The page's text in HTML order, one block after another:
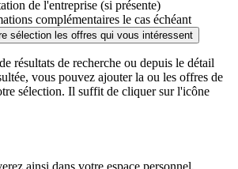
de l'entreprise (si présente)
complémentaires le cas échéant
sélection les offres qui vous intéressent
résultats de recherche ou depuis le détail
vous pouvez ajouter la ou les offres de
sélection. Il suffit de cliquer sur l'icône